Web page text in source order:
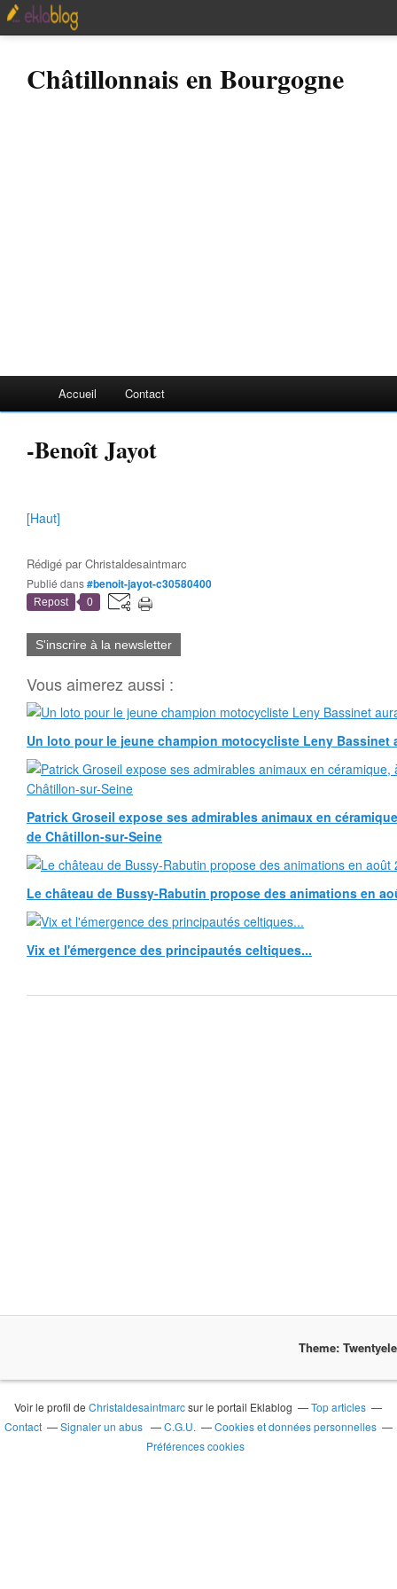
Châtillonnais en Bourgogne
Accueil Contact
-Benoît Jayot
[Haut]
Rédigé parChristaldesaintmarc
Publié dans#benoit-jayot-c30580400
Repost 0
S'inscrire à la newsletter
Vous aimerez aussi :
Un loto pour le jeune champion motocycliste Leny Bassinet
Patrick Groseil expose ses admirables animaux en
de Châtillon-sur-Seine
Le château de Bussy-Rabutin propose des animations en
Vix et l'émergence des principautés celtiques...
Theme:
Voir le profil deChristaldesaintmarcsur le portail Eklablog
Top articles
Contact
Signaler un abus C.G.U.
Cookies et données personnelles
Préférences cookies